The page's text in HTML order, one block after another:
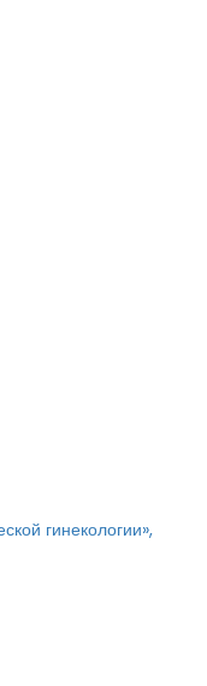
гинекологии»,